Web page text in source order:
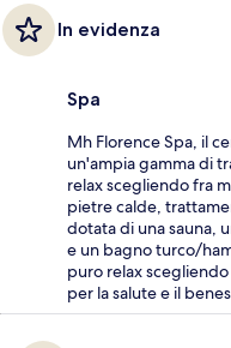
In evidenza
Spa
Mh Florence Spa, il
un'ampia gamma di
relax scegliendo fra
pietre calde,
dotata di una sauna,
e un bagno turco/
puro relax
per la salute e il